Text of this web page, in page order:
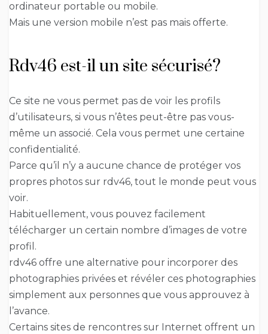
ordinateur portable ou mobile.
Mais une version mobile n’est pas mais offerte.
Rdv46 est-il un site sécurisé?
Ce site ne vous permet pas de voir les profils
d’utilisateurs, si vous n’êtes peut-être pas vous-
même un associé. Cela vous permet une certaine
confidentialité.
Parce qu’il n’y a aucune chance de protéger vos
propres photos sur rdv46, tout le monde peut vous
voir.
Habituellement, vous pouvez facilement
télécharger un certain nombre d’images de votre
profil.
rdv46 offre une alternative pour incorporer des
photographies privées et révéler ces photographies
simplement aux personnes que vous approuvez à
l’avance.
Certains sites de rencontres sur Internet offrent un